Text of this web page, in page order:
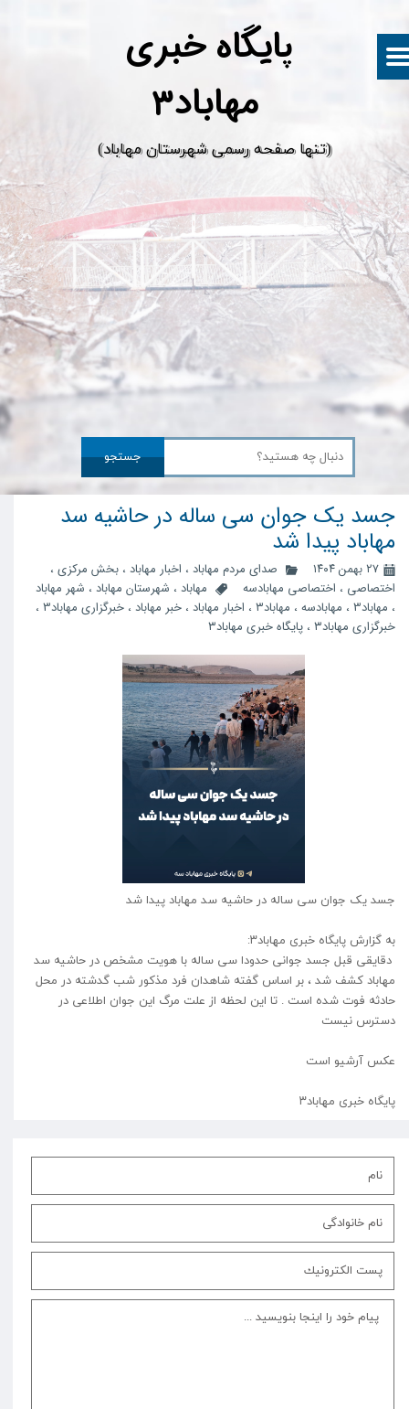
پایگاه خبری
​(تنها صفحه رسمی شهرستان مهاباد)
جستجو
جسد یک جوان سی ساله در حاشیه سد
مهاباد پیدا شد
۲۷ بهمن ۱۴۰۴ صدای مردم مهاباد ، اخبار مهاباد ، بخش مرکزی ،
اختصاصی ، اختصاصی مهابادسه مهاباد ، شهرستان مهاباد ، شهر مهاباد
، مهاباد3 ، مهابادسه ، مهاباد۳ ، اخبار مهاباد ، خبر مهاباد ، خبرگزاری مهاباد3
،
خبرگزاری مهاباد۳
، پایگاه خبری مهاباد۳
جسد یک جوان سی ساله در حاشیه سد مهاباد پیدا شد
به گزارش پایگاه خبری مهاباد۳:
دقایقی قبل جسد جوانی حدودا سی ساله با هویت مشخص در حاشیه سد
مهاباد کشف شد ، بر اساس گفته شاهدان فرد مذکور شب گدشته در محل
حادثه فوت شده است . تا این لحظه از علت مرگ این جوان اطلاعی در
دسترس نیست
عکس آرشیو است
پایگاه خبری مهاباد۳